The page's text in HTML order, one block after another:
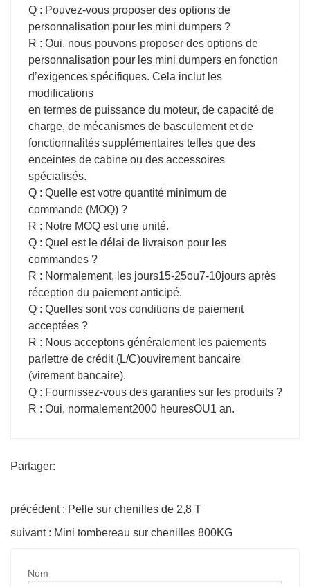
Q : Pouvez-vous proposer des options de
personnalisation pour les mini dumpers ?
R : Oui, nous pouvons proposer des options de
personnalisation pour les mini dumpers en fonction
d’exigences spécifiques. Cela inclut les
modifications
en termes de puissance du moteur, de capacité de
charge, de mécanismes de basculement et de
fonctionnalités supplémentaires telles que des
enceintes de cabine ou des accessoires
spécialisés.
Q : Quelle est votre quantité minimum de
commande (MOQ) ?
R : Notre MOQ est une unité.
Q : Quel est le délai de livraison pour les
commandes ?
R : Normalement, les jours15-25ou7-10jours après
réception du paiement anticipé.
Q : Quelles sont vos conditions de paiement
acceptées ?
R : Nous acceptons généralement les paiements
par lettre de crédit (L/C)ouvirement bancaire
(virement bancaire).
Q : Fournissez-vous des garanties sur les produits ?
R : Oui, normalement2000 heuresOU1 an.
Partager:
précédent : Pelle sur chenilles de 2,8 T
suivant : Mini tombereau sur chenilles 800KG
Nom